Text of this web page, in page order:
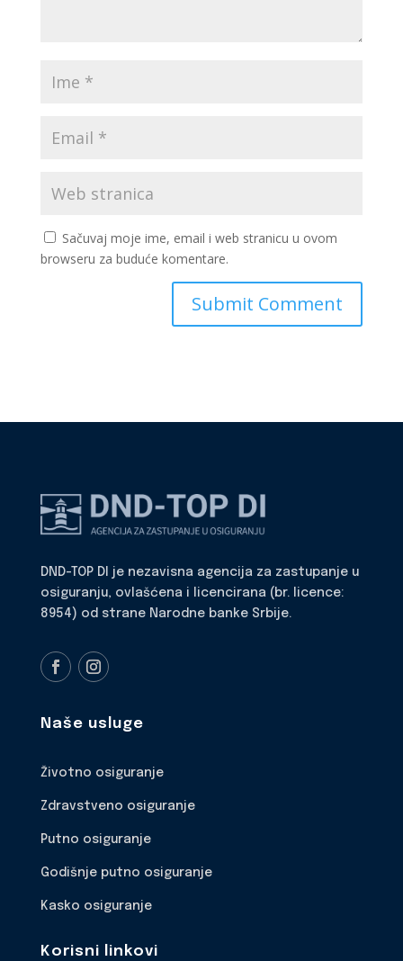
Sačuvaj moje ime, email i web stranicu u ovom
browseru za buduće komentare.
DND-TOP DI je nezavisna agencija za zastupanje u
osiguranju, ovlašćena i licencirana (br. licence:
8954) od strane Narodne banke Srbije.
Naše usluge
Životno osiguranje
Zdravstveno osiguranje
Putno osiguranje
Godišnje putno osiguranje
Kasko osiguranje
Korisni linkovi